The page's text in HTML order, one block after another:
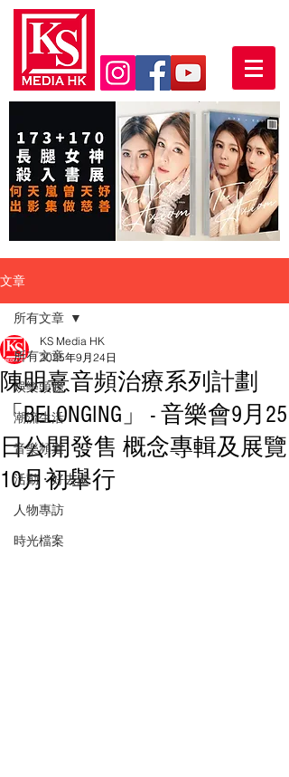
文章
所有文章
娛樂頭條
潮流生活
音樂頻道
活動・好去處
人物專訪
時光檔案
所有文章
陳明憙音頻治療系列計劃
「BELONGING」 - 音樂會9月25
日公開發售 概念專輯及展覽
10月初舉行
KS Media HK
2025年9月24日